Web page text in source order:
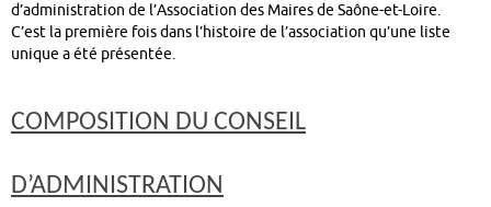
d’administration de l’Association des Maires de Saône-et-Loire.
C’est la première fois dans l’histoire de l’association qu’une liste
unique a été présentée.
COMPOSITION DU CONSEIL
D’ADMINISTRATION